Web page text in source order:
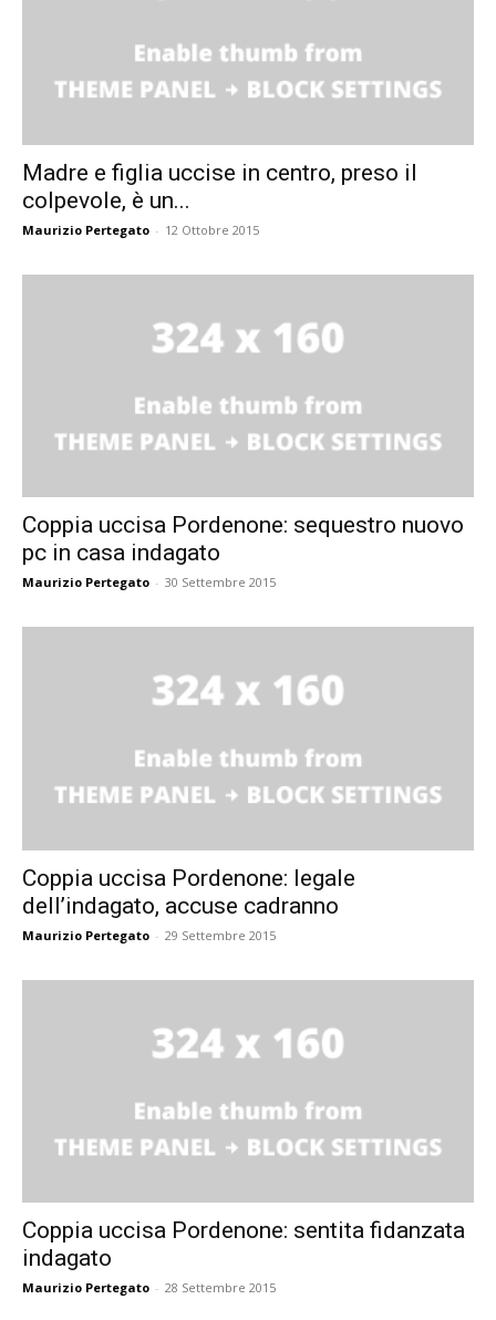
Madre e figlia uccise in centro, preso il
colpevole, è un...
Maurizio Pertegato - 12 Ottobre 2015
Coppia uccisa Pordenone: sequestro nuovo
pc in casa indagato
Maurizio Pertegato - 30 Settembre 2015
Coppia uccisa Pordenone: legale
dell’indagato, accuse cadranno
Maurizio Pertegato - 29 Settembre 2015
Coppia uccisa Pordenone: sentita fidanzata
indagato
Maurizio Pertegato - 28 Settembre 2015